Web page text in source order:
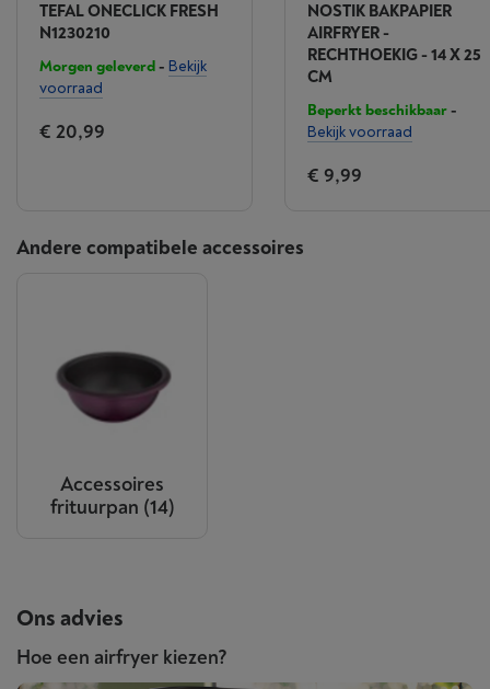
TEFAL ONECLICK FRESH
N1230210
Morgen geleverd- Bekijk
voorraad
€ 20,99
NOSTIK BAKPAPIER
AIRFRYER -
RECHTHOEKIG - 14 X 25
CM
Beperkt beschikbaar-
Bekijk voorraad
€ 9,99
Andere compatibele accessoires
Accessoires
frituurpan (14)
Ons advies
Hoe een airfryer kiezen?